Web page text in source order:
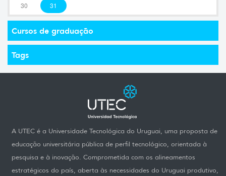
30 31
Cursos de graduação
Tags
A UTEC é a Universidade Tecnológica do Uruguai, uma proposta de
educação universitária pública de perfil tecnológico, orientada à
pesquisa e à inovação. Comprometida com os alineamentos
estratégicos do país, aberta às necessidades do Uruguai produtivo,